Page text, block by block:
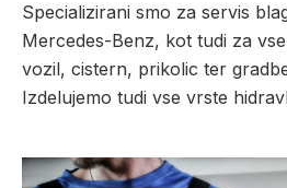
Specializirani smo za servis
Mercedes-Benz, kot tudi za
vozil, cistern, prikolic ter
Izdelujemo tudi vse vrste